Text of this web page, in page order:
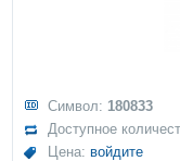
Символ: 180833
Доступное
Цена: войдите